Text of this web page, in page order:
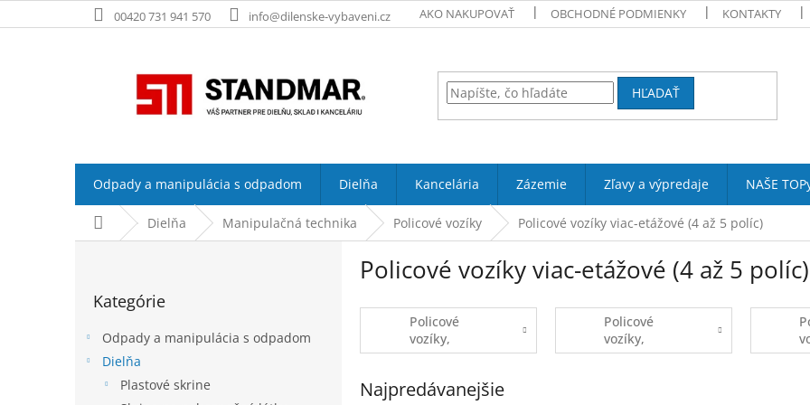
na
00420 731 941 570 info@dilenske-vybaveni.cz AKO NAKUPOVAŤ OBCHODNÉ PODMIENKY KONTAKTY
HĽADAŤ
Odpady a manipulácia s odpadom Dielňa Kancelária Zázemie Zľavy a výpredaje NAŠE
DomovDielňa Manipulačná technika Policové vozíky Policové vozíky viac-etážové (4 až 5 políc)
kategórie
Kategórie
Odpady a manipulácia s odpadom
Dielňa
Plastové skrine
Policové vozíky viac-etážové (4 až 5 políc)
Policové
vozíky,
drôtené madlá
Policové
vozíky,
profilové
Najpredávanejšie